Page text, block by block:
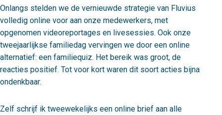
Onlangs stelden we de vernieuwde strategie van Fluvius
volledig online voor aan onze medewerkers, met
opgenomen videoreportages en livesessies. Ook onze
tweejaarlijkse familiedag vervingen we door een online
alternatief: een familiequiz. Het bereik was groot, de
reacties positief. Tot voor kort waren dit soort acties bijna
ondenkbaar.
Zelf schrijf ik tweewekelijks een online brief aan alle